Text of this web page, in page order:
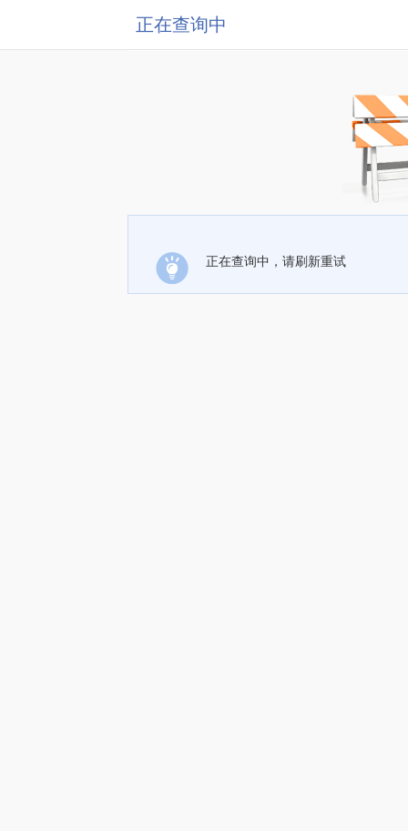
正在查询中
正在查询中，请刷新重试